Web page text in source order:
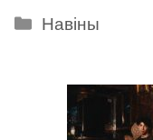
Categories
Навіны